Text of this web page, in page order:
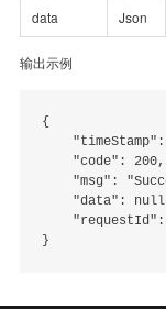
data Json
输出示例
{
    "code": 200,
"msg":
"data":